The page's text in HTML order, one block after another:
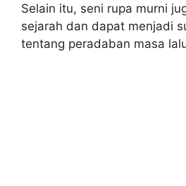
Selain itu, seni rupa murni
sejarah dan dapat menjadi
tentang peradaban masa